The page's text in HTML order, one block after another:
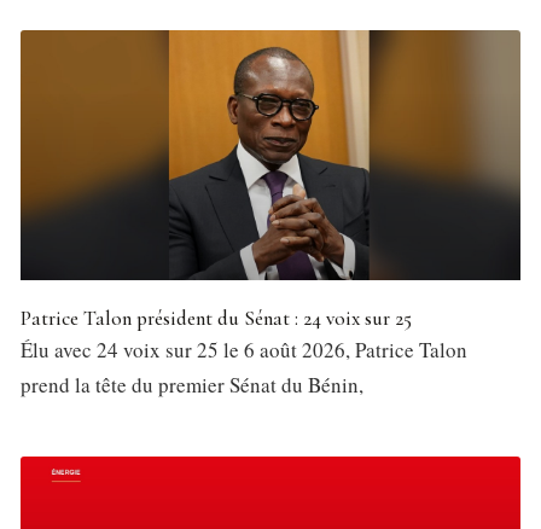
Patrice Talon président du Sénat : 24 voix sur 25
Élu avec 24 voix sur 25 le 6 août 2026, Patrice Talon
prend la tête du premier Sénat du Bénin,